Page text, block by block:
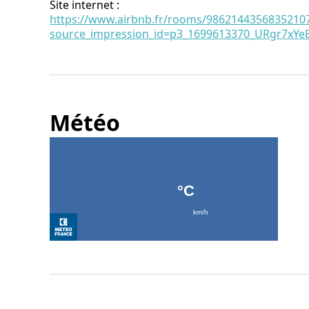
Site internet :
https://www.airbnb.fr/rooms/
Météo